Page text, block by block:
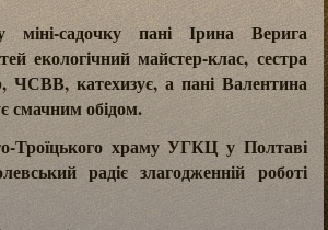
садочку пані Ірина Верига
екологічний майстер-клас, сестра
ЧСВВ, катехизує, а пані Валентина
смачним обідом.
Троїцького храму УГКЦ у Полтаві
радіє злагодженній роботі